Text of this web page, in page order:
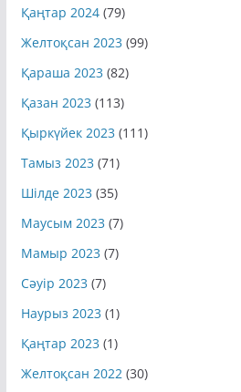
Қаңтар 2024(79)
Желтоқсан 2023 (99)
Қараша 2023 (82)
Қазан 2023 (113)
Қыркүйек 2023 (111)
Тамыз 2023 (71)
Шілде 2023 (35)
Маусым 2023 (7)
Мамыр 2023 (7)
Сәуір 2023 (7)
Наурыз 2023 (1)
Қаңтар 2023 (1)
Желтоқсан 2022(30)